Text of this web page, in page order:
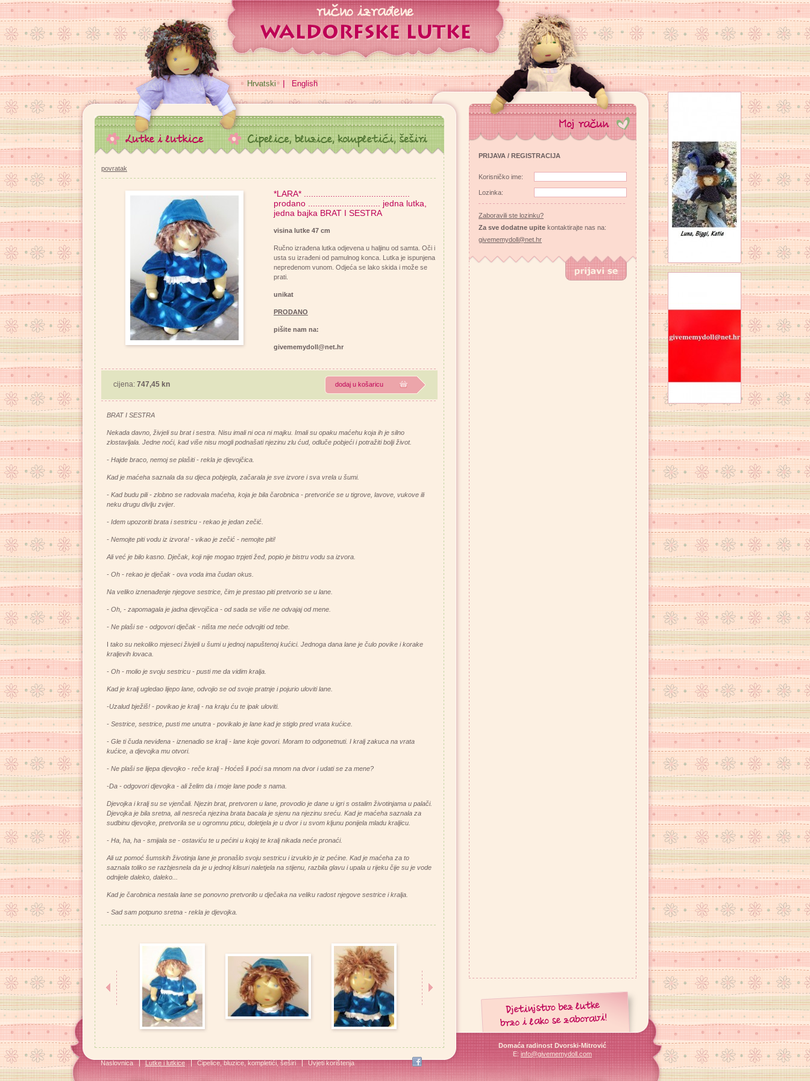
Hrvatski English
povratak
*LARA* ............................................
prodano .............................. jedna lutka,
jedna bajka BRAT I SESTRA
visina lutke 47 cm
Ručno izrađena lutka odjevena u haljinu od samta. Oči i
usta su izrađeni od pamulnog konca. Lutka je ispunjena
nepredenom vunom. Odjeća se lako skida i može se
prati.
unikat
PRODANO
pišite nam na:
givememydoll@net.hr
cijena: 747,45 kn dodaj u košaricu
BRAT I SESTRA
Nekada davno, živjeli su brat i sestra. Nisu imali ni oca ni majku. Imali su opaku maćehu koja ih je silno
zlostavljala. Jedne noći, kad više nisu mogli podnašati njezinu zlu ćud, odluče pobjeći i potražiti bolji život.
- Hajde braco, nemoj se plašiti - rekla je djevojčica.
Kad je maćeha saznala da su djeca pobjegla, začarala je sve izvore i sva vrela u šumi.
- Kad budu pili - zlobno se radovala maćeha, koja je bila čarobnica - pretvoriće se u tigrove, lavove, vukove ili
neku drugu divlju zvijer.
- Idem upozoriti brata i sestricu - rekao je jedan zečić.
- Nemojte piti vodu iz izvora! - vikao je zečić - nemojte piti!
Ali već je bilo kasno. Dječak, koji nije mogao trpjeti žeđ, popio je bistru vodu sa izvora.
- Oh - rekao je dječak - ova voda ima čudan okus.
Na veliko iznenađenje njegove sestrice, čim je prestao piti pretvorio se u lane.
- Oh, - zapomagala je jadna djevojčica - od sada se više ne odvajaj od mene.
- Ne plaši se - odgovori dječak - ništa me neće odvojiti od tebe.
I tako su nekoliko mjeseci živjeli u šumi u jednoj napuštenoj kućici. Jednoga dana lane je čulo povike i korake
kraljevih lovaca.
- Oh - molio je svoju sestricu - pusti me da vidim kralja.
Kad je kralj ugledao lijepo lane, odvojio se od svoje pratnje i pojurio uloviti lane.
-Uzalud bježiš! - povikao je kralj - na kraju ću te ipak uloviti.
- Sestrice, sestrice, pusti me unutra - povikalo je lane kad je stiglo pred vrata kućice.
- Gle ti čuda neviđena - iznenadio se kralj - lane koje govori. Moram to odgonetnuti. I kralj zakuca na vrata
kućice, a djevojka mu otvori.
- Ne plaši se lijepa djevojko - reče kralj - Hoćeš li poći sa mnom na dvor i udati se za mene?
-Da - odgovori djevojka - ali želim da i moje lane pođe s nama.
Djevojka i kralj su se vjenčali. Njezin brat, pretvoren u lane, provodio je dane u igri s ostalim životinjama u palači.
Djevojka je bila sretna, ali nesreća njezina brata bacala je sjenu na njezinu sreću. Kad je maćeha saznala za
sudbinu djevojke, pretvorila se u ogromnu pticu, doletjela je u dvor i u svom kljunu ponijela mladu kraljicu.
- Ha, ha, ha - smijala se - ostaviću te u pećini u kojoj te kralj nikada neće pronaći.
Ali uz pomoć šumskih životinja lane je pronašlo svoju sestricu i izvuklo je iz pećine. Kad je maćeha za to
saznala toliko se razbjesnela da je u jednoj klisuri naletjela na stijenu, razbila glavu i upala u rijeku čije su je vode
odnijele daleko, daleko...
Kad je čarobnica nestala lane se ponovno pretvorilo u dječaka na veliku radost njegove sestrice i kralja.
- Sad sam potpuno sretna - rekla je djevojka.
PRIJAVA / REGISTRACIJA
Korisničko ime:
Lozinka:
Zaboravili ste lozinku?
Za sve dodatne upite kontaktirajte nas na:
givememydoll@net.hr
Naslovnica Lutke i lutkice Cipelice, bluzice, kompletići, šeširi Uvjeti korištenja
Domaća radinost Dvorski-Mitrović
E: info@givememydoll.com